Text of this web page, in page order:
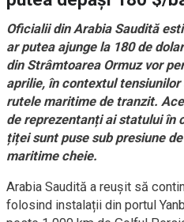
Oficialii din Arabia Saudită
ar putea ajunge la 180 de
din Strâmtoarea Ormuz vor
aprilie, în contextul
rutele maritime de tranzit.
de reprezentanți ai statului în
țiței sunt puse sub presiune
maritime cheie.
Arabia Saudită a reușit să
folosind instalații din portul